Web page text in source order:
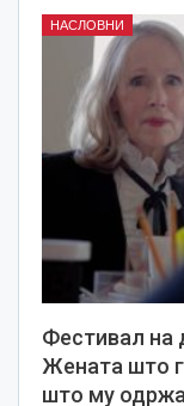
НАСЛОВНИ
Фестивал на
Жената што
што му